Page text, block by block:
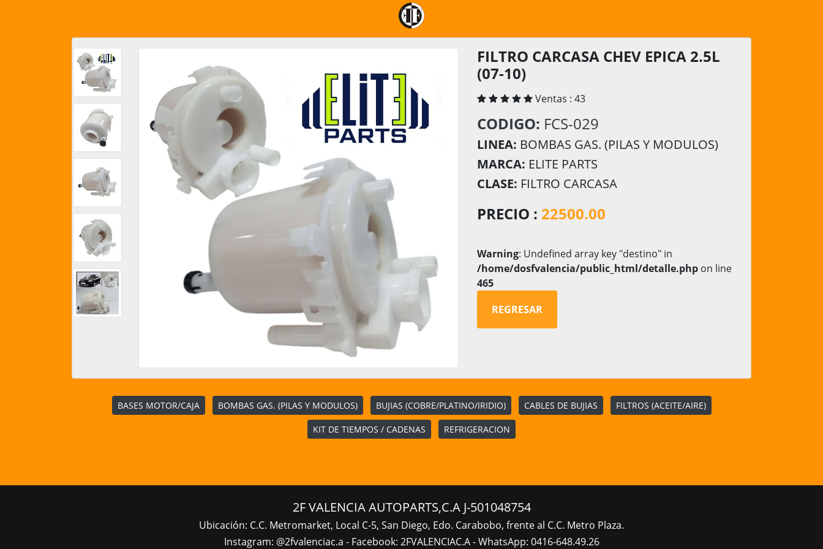
FILTRO CARCASA CHEV EPICA 2.5L
(07-10)
Ventas : 43
CODIGO: FCS-029
LINEA: BOMBAS GAS. (PILAS Y MODULOS)
MARCA: ELITE PARTS
CLASE: FILTRO CARCASA
PRECIO : 22500.00
Warning: Undefined array key "destino" in
/home/dosfvalencia/public_html/detalle.php on line
465
REGRESAR
BASES MOTOR/CAJA BOMBAS GAS. (PILAS Y MODULOS) BUJIAS (COBRE/PLATINO/IRIDIO) CABLES DE BUJIAS FILTROS (ACEITE/AIRE)
KIT DE TIEMPOS / CADENAS REFRIGERACION
2F VALENCIA AUTOPARTS,C.A J-501048754
Ubicación: C.C. Metromarket, Local C-5, San Diego, Edo. Carabobo, frente al C.C. Metro Plaza.
Instagram: @2fvalenciac.a - Facebook: 2FVALENCIAC.A - WhatsApp: 0416-648.49.26